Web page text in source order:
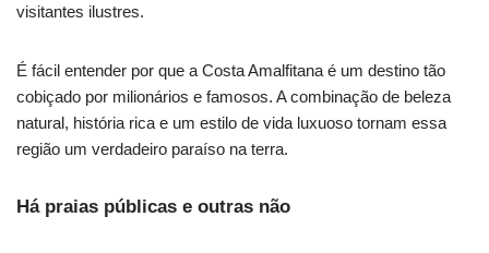
visitantes ilustres.
É fácil entender por que a Costa Amalfitana é um destino tão
cobiçado por milionários e famosos. A combinação de beleza
natural, história rica e um estilo de vida luxuoso tornam essa
região um verdadeiro paraíso na terra.
Há praias públicas e outras não